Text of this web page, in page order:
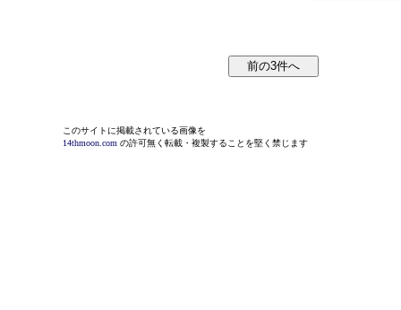
このサイトに掲載されている画像を
14thmoon.com の許可無く転載・複製することを堅く禁じます